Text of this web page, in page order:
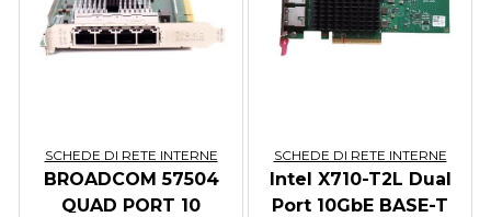
SCHEDE DI RETE INTERNE
BROADCOM 57504
QUAD PORT 10
SCHEDE DI RETE INTERNE
Intel X710-T2L Dual
Port 10GbE BASE-T